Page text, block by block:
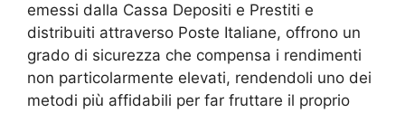
emessi dalla Cassa Depositi e Prestiti e
distribuiti attraverso Poste Italiane, offrono un
grado di sicurezza che compensa i rendimenti
non particolarmente elevati, rendendoli uno dei
metodi più affidabili per far fruttare il proprio